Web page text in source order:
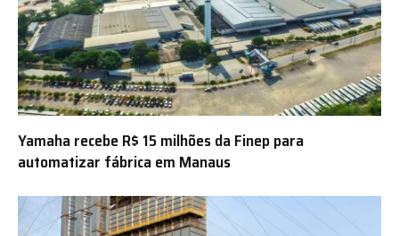
Yamaha recebe R$ 15 milhões da Finep para
automatizar fábrica em Manaus